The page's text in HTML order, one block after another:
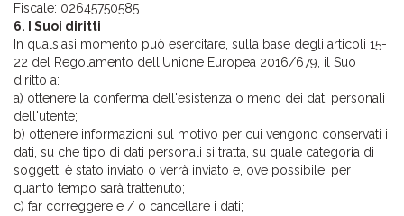
Fiscale: 02645750585
6. I Suoi diritti
In qualsiasi momento può esercitare, sulla base degli articoli 15-
22 del Regolamento dell'Unione Europea 2016/679, il Suo
diritto a:
a) ottenere la conferma dell'esistenza o meno dei dati personali
dell'utente;
b) ottenere informazioni sul motivo per cui vengono conservati i
dati, su che tipo di dati personali si tratta, su quale categoria di
soggetti è stato inviato o verrà inviato e, ove possibile, per
quanto tempo sarà trattenuto;
c) far correggere e / o cancellare i dati;